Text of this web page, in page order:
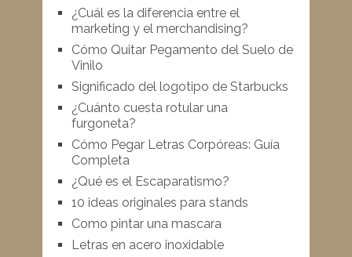
¿Cuál es la diferencia entre el
marketing y el merchandising?
Cómo Quitar Pegamento del Suelo de
Vinilo
Significado del logotipo de Starbucks
¿Cuánto cuesta rotular una
furgoneta?
Cómo Pegar Letras Corpóreas: Guía
Completa
¿Qué es el Escaparatismo?
10 ideas originales para stands
Como pintar una mascara
Letras en acero inoxidable